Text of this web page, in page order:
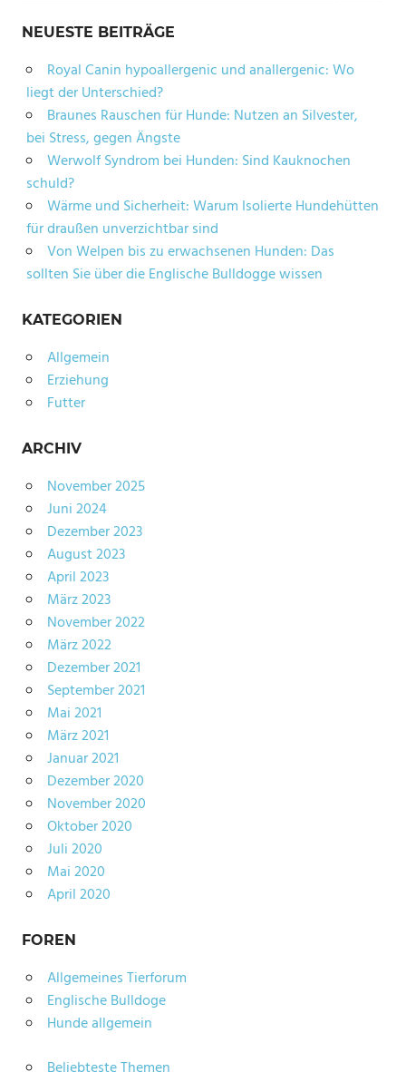
NEUESTE BEITRÄGE
Royal Canin hypoallergenic und anallergenic: Wo
liegt der Unterschied?
Braunes Rauschen für Hunde: Nutzen an Silvester,
bei Stress, gegen Ängste
Werwolf Syndrom bei Hunden: Sind Kauknochen
schuld?
Wärme und Sicherheit: Warum Isolierte Hundehütten
für draußen unverzichtbar sind
Von Welpen bis zu erwachsenen Hunden: Das
sollten Sie über die Englische Bulldogge wissen
KATEGORIEN
Allgemein
Erziehung
Futter
ARCHIV
November 2025
Juni 2024
Dezember 2023
August 2023
April 2023
März 2023
November 2022
März 2022
Dezember 2021
September 2021
Mai 2021
März 2021
Januar 2021
Dezember 2020
November 2020
Oktober 2020
Juli 2020
Mai 2020
April 2020
FOREN
Allgemeines Tierforum
Englische Bulldoge
Hunde allgemein